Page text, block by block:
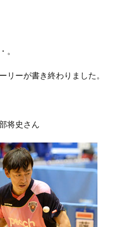
。
リーが書き終わりました。
将史さん